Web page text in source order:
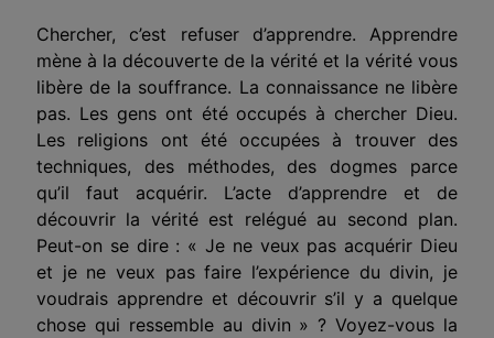
Chercher, c’est refuser d’apprendre. Apprendre
mène à la découverte de la vérité et la vérité vous
libère de la souffrance. La connaissance ne libère
pas. Les gens ont été occupés à chercher Dieu.
Les religions ont été occupées à trouver des
techniques, des méthodes, des dogmes parce
qu’il faut acquérir. L’acte d’apprendre et de
découvrir la vérité est relégué au second plan.
Peut-on se dire : « Je ne veux pas acquérir Dieu
et je ne veux pas faire l’expérience du divin, je
voudrais apprendre et découvrir s’il y a quelque
chose qui ressemble au divin » ? Voyez-vous la